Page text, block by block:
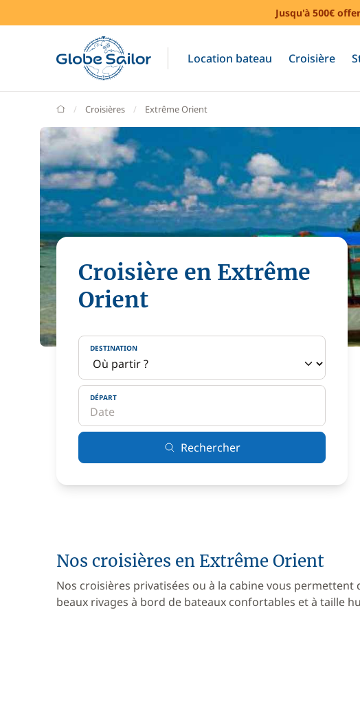
Jusqu'à 500€
Location bateau Croisière
GlobeSailor
Croisières Extrême Orient
Croisière en Extrême
Orient
DESTINATION
DÉPART
Rechercher
Nos croisières en Extrême Orient
Nos croisières privatisées ou à la cabine vous permettent
beaux rivages à bord de bateaux confortables et à taille